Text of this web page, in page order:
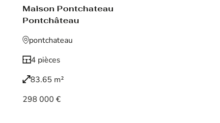
Maison Pontchateau
Pontchâteau
pontchateau
4 pièces
83.65 m²
298 000 €